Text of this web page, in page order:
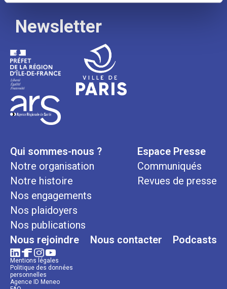
Newsletter
Qui sommes-nous ?
Notre organisation
Notre histoire
Nos engagements
Nos plaidoyers
Nos publications
Espace Presse
Communiqués
Revues de presse
Nous rejoindre Nous contacter Podcasts
Mentions légales
Politique des données
personnelles
Agence ID Meneo